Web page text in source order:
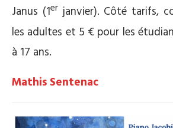
Janus (1erjanvier). Côté tarifs,
les adultes et 5 € pour les
à 17 ans.
Mathis Sentenac